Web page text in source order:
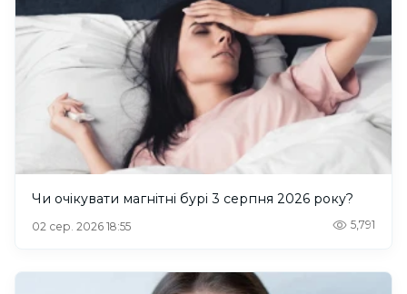
Чи очікувати магнітні бурі 3 серпня 2026 року?
02 сер. 2026 18:55 5,791